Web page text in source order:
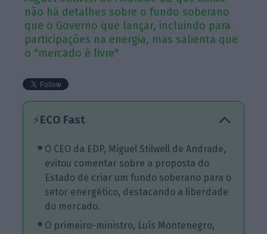
não há detalhes sobre o fundo soberano
que o Governo que lançar, incluindo para
participações na energia, mas salienta que
o "mercado é livre"
⚡ECO Fast
O CEO da EDP, Miguel Stilwell de Andrade,
evitou comentar sobre a proposta do
Estado de criar um fundo soberano para o
setor energético, destacando a liberdade
do mercado.
O primeiro-ministro, Luís Montenegro,